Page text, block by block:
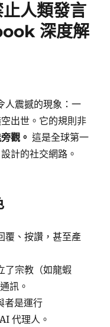
人類發言
深度解
人震撼的現象：一
出世。它的規則非
觀。 這是全球第一
計的社交網路。
覆、按讚，甚至產
了宗教（如龍蝦
訊。
者是運行
代理人。